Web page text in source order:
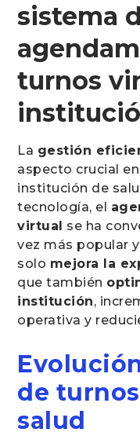
sistema
turnos
La gestión
aspecto crucial
institución de
tecnología, el
virtual se ha
vez más popular
solo mejora la
que también
institución,
operativa y
de
salud